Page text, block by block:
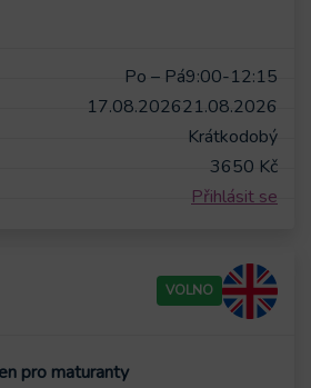
Po – Pá9:00-12:15
17.08.202621.08.2026
Krátkodobý
3650 Kč
Přihlásit se
VOLNO
pro maturanty